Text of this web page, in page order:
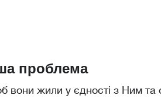
проблема
вони жили у єдності з Ним